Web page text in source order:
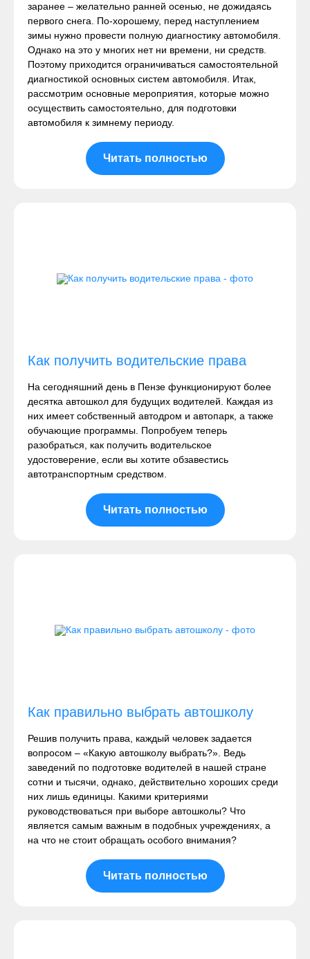
заранее – желательно ранней осенью, не дожидаясь
первого снега. По-хорошему, перед наступлением
зимы нужно провести полную диагностику автомобиля.
Однако на это у многих нет ни времени, ни средств.
Поэтому приходится ограничиваться самостоятельной
диагностикой основных систем автомобиля. Итак,
рассмотрим основные мероприятия, которые можно
осуществить самостоятельно, для подготовки
автомобиля к зимнему периоду.
Читать полностью
Как получить водительские права
На сегодняшний день в Пензе функционируют более
десятка автошкол для будущих водителей. Каждая из
них имеет собственный автодром и автопарк, а также
обучающие программы. Попробуем теперь
разобраться, как получить водительское
удостоверение, если вы хотите обзавестись
автотранспортным средством.
Читать полностью
Как правильно выбрать автошколу
Решив получить права, каждый человек задается
вопросом – «Какую автошколу выбрать?». Ведь
заведений по подготовке водителей в нашей стране
сотни и тысячи, однако, действительно хороших среди
них лишь единицы. Какими критериями
руководствоваться при выборе автошколы? Что
является самым важным в подобных учреждениях, а
на что не стоит обращать особого внимания?
Читать полностью